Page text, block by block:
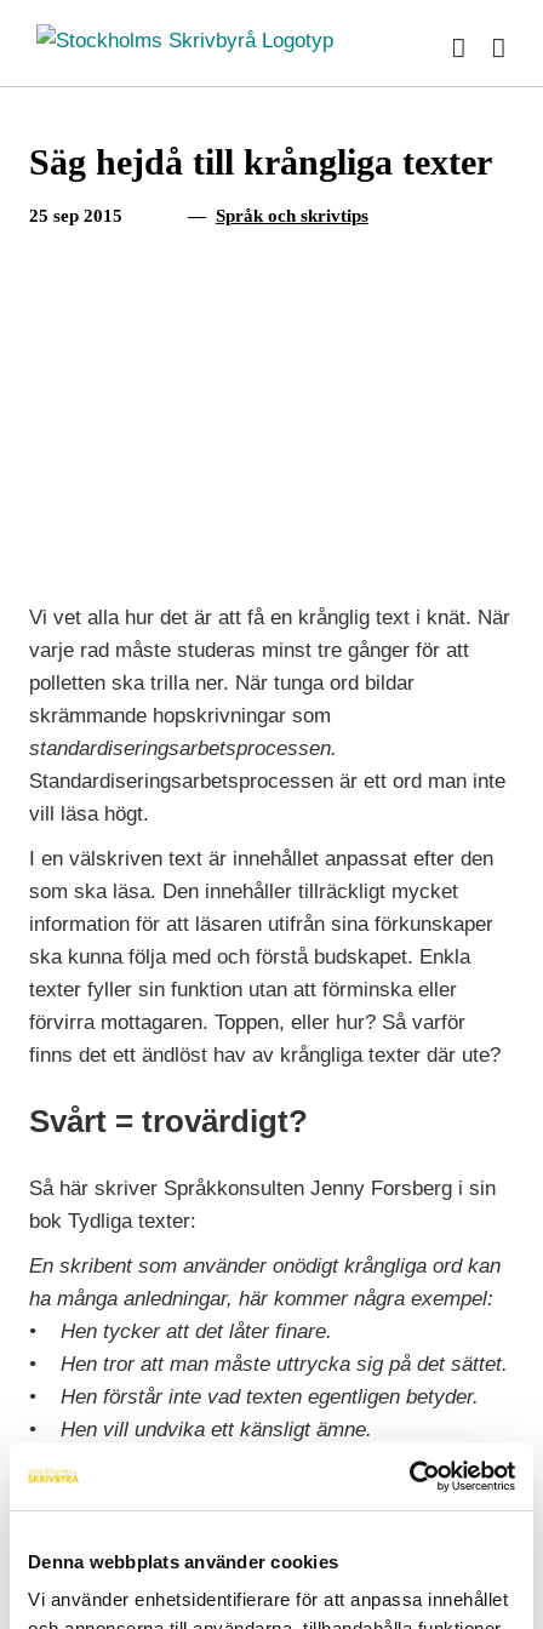
Denna webbplats använder cookies
Vi använder enhetsidentifierare för att anpassa innehållet
innehållet
Säg hejdå till krångliga texter
25 sep 2015 — Språk och skrivtips
Vi vet alla hur det är att få en krånglig text i knät. När
varje rad måste studeras minst tre gånger för att
polletten ska trilla ner. När tunga ord bildar
skrämmande hopskrivningar som
standardiseringsarbetsprocessen.
Standardiseringsarbetsprocessen är ett ord man inte
vill läsa högt.
I en välskriven text är innehållet anpassat efter den
som ska läsa. Den innehåller tillräckligt mycket
information för att läsaren utifrån sina förkunskaper
ska kunna följa med och förstå budskapet. Enkla
texter fyller sin funktion utan att förminska eller
förvirra mottagaren. Toppen, eller hur? Så varför
finns det ett ändlöst hav av krångliga texter där ute?
Svårt = trovärdigt?
Så här skriver Språkkonsulten Jenny Forsberg i sin
bok Tydliga texter:
En skribent som använder onödigt krångliga ord kan
ha många anledningar, här kommer några exempel:
• Hen tycker att det låter finare.
• Hen tror att man måste uttrycka sig på det sättet.
• Hen förstår inte vad texten egentligen betyder.
• Hen vill undvika ett känsligt ämne.
Ibland tror vi att vi behöver skriva krångligt och svårt
för att framstå som trovärdiga. Effekten blir ofta den
riskerar du att din text överges. Den blir helt enkelt
för jobbig att ta till sig.